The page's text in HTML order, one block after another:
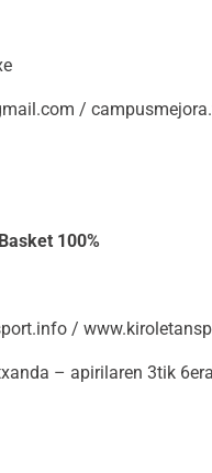
/
100%
/
– apirilaren 3tik